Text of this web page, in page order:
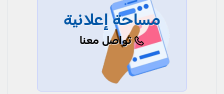
مساحة إعلانية
تواصل معنا